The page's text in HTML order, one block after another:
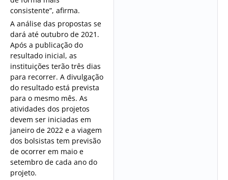
consistente”, afirma.
A análise das propostas se
dará até outubro de 2021.
Após a publicação do
resultado inicial, as
instituições terão três dias
para recorrer. A divulgação
do resultado está prevista
para o mesmo mês. As
atividades dos projetos
devem ser iniciadas em
janeiro de 2022 e a viagem
dos bolsistas tem previsão
de ocorrer em maio e
setembro de cada ano do
projeto.